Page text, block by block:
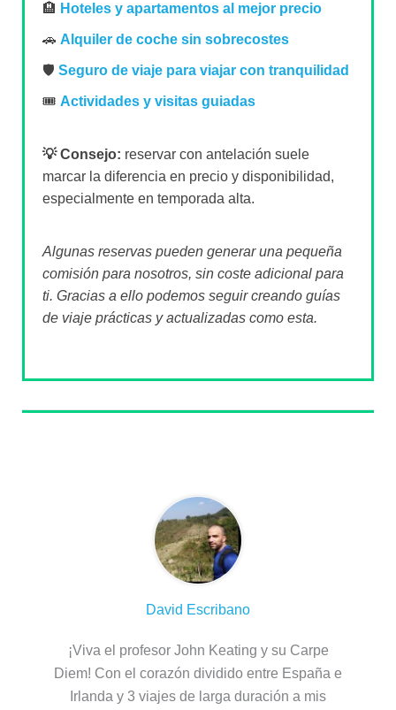
🏨 Hoteles y apartamentos al mejor precio
🚗 Alquiler de coche sin sobrecostes
🛡️ Seguro de viaje para viajar con tranquilidad
🎟️ Actividades y visitas guiadas
💡 Consejo: reservar con antelación suele
marcar la diferencia en precio y disponibilidad,
especialmente en temporada alta.
Algunas reservas pueden generar una pequeña
comisión para nosotros, sin coste adicional para
ti. Gracias a ello podemos seguir creando guías
de viaje prácticas y actualizadas como esta.
David Escribano
¡Viva el profesor John Keating y su Carpe
Diem! Con el corazón dividido entre España e
Irlanda y 3 viajes de larga duración a mis